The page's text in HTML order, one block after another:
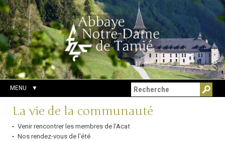
Aller
au
contenu.
|
Aller
à
la
navigation
Outils
personnels
Chercher par
Recherche
avancée…
MENU
Navigation
La vie de la communauté
Venir rencontrer les membres de l'Acat
Nos rendez-vous de l'été